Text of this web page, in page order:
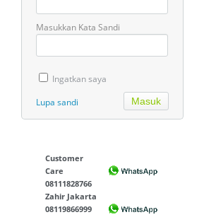
Masukkan Kata Sandi
Ingatkan saya
Lupa sandi
Customer
Care
08111828766
Zahir Jakarta
08119866999